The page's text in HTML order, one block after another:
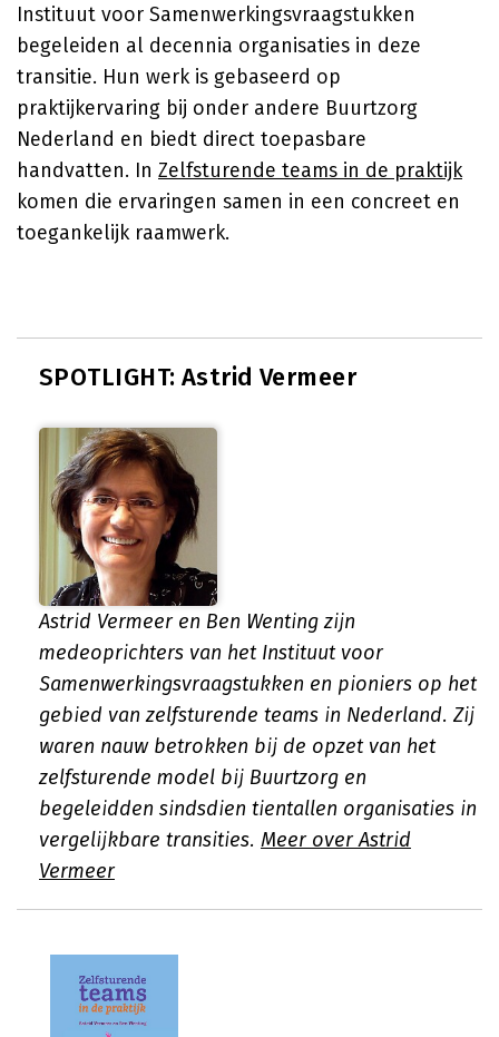
Instituut voor Samenwerkingsvraagstukken
begeleiden al decennia organisaties in deze
transitie. Hun werk is gebaseerd op
praktijkervaring bij onder andere Buurtzorg
Nederland en biedt direct toepasbare
handvatten. In Zelfsturende teams in de praktijk
komen die ervaringen samen in een concreet en
toegankelijk raamwerk.
SPOTLIGHT: Astrid Vermeer
Astrid Vermeer en Ben Wenting zijn
medeoprichters van het Instituut voor
Samenwerkings­vraagstukken en pioniers op het
gebied van zelfsturende teams in Nederland. Zij
waren nauw betrokken bij de opzet van het
zelfsturende model bij Buurtzorg en
begeleidden sindsdien tientallen organisaties in
vergelijkbare transities. Meer over Astrid
Vermeer